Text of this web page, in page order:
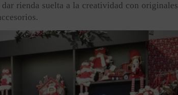
rienda suelta a la creatividad con originales